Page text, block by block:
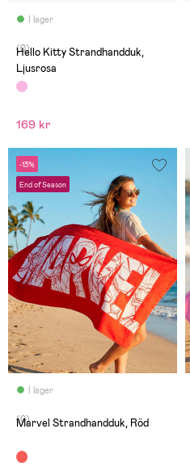
I lager
(0)
Hello Kitty Strandhandduk,
Ljusrosa
169 kr
-13%
End of Season
I lager
(0)
Marvel Strandhandduk, Röd